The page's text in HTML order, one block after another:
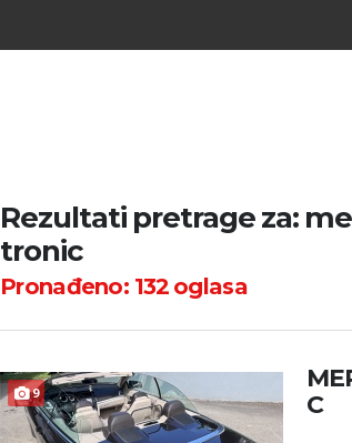
Rezultati pretrage za:
tronic
Pronađeno: 132oglasa
9
C